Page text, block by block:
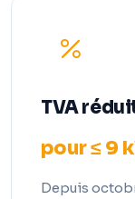
TVA
pour ≤ 9
Depuis